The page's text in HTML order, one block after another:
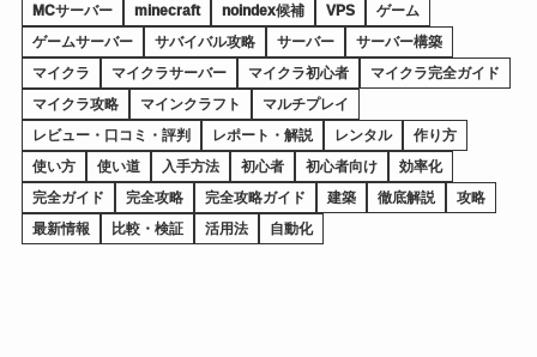
MCサーバー
minecraft noindex候補 VPS
ゲーム
ゲームサーバー
サバイバル攻略 サーバー
サーバー構築
マイクラ
マイクラサーバー マイクラ初心者
マイクラ完全ガイド
マイクラ攻略
マインクラフト
マルチプレイ
レビュー・口コミ・評判
レポート・解説 レンタル
作り方
使い方
使い道 入手方法 初心者 初心者向け
効率化
完全ガイド
完全攻略 完全攻略ガイド 建築 徹底解説
攻略
最新情報
比較・検証 活用法 自動化